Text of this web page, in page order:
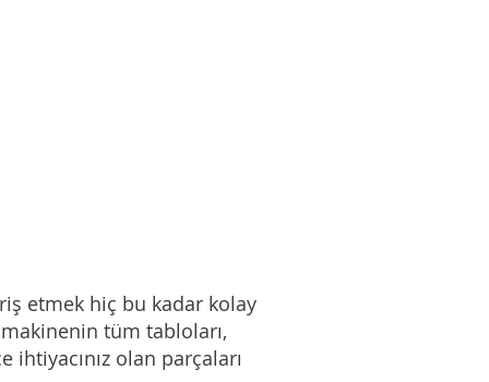
etmek hiç bu kadar kolay
tüm tabloları,
ihtiyacınız olan parçaları